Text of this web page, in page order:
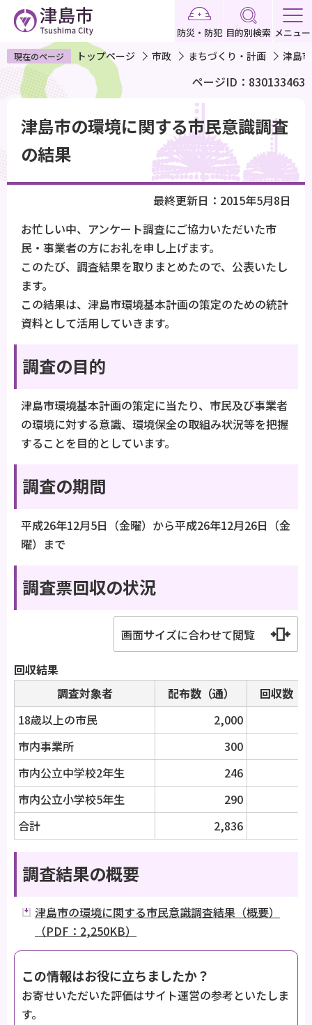
ペ
ー
ジ
で
す
防災・防犯 目的別検索 メニュー
現在のページ トップページ 市政 まちづくり・計画 津島
ページID：830133463
か
津島市の環境に関する市民意識調査
の結果
最終更新日：2015年5月8日
お忙しい中、アンケート調査にご協力いただいた市
民・事業者の方にお礼を申し上げます。
このたび、調査結果を取りまとめたので、公表いたし
ます。
この結果は、津島市環境基本計画の策定のための統計
資料として活用していきます。
調査の目的
津島市環境基本計画の策定に当たり、市民及び事業者
の環境に対する意識、環境保全の取組み状況等を把握
することを目的としています。
調査の期間
平成26年12月5日（金曜）から平成26年12月26日（金
曜）まで
調査票回収の状況
画面サイズに合わせて閲覧
回収結果
調査対象者
配布数（通）
回収数（
18歳以上の市民
2,000
市内事業所
300
市内公立中学校2年生
246
市内公立小学校5年生
290
合計
2,836
調査結果の概要
津島市の環境に関する市民意識調査結果（概要）
（PDF：2,250KB）
この情報はお役に立ちましたか？
お寄せいただいた評価はサイト運営の参考といたしま
す。